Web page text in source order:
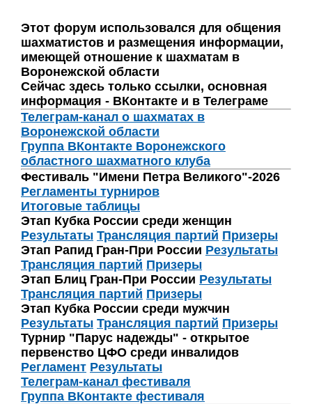
Этот форум использовался для общения
шахматистов и размещения информации,
имеющей отношение к шахматам в
Воронежской области
Сейчас здесь только ссылки, основная
информация - ВКонтакте и в Телеграме
Телеграм-канал о шахматах в
Воронежской области
Группа ВКонтакте Воронежского
областного шахматного клуба
Фестиваль "Имени Петра Великого"-2026
Регламенты турниров
Итоговые таблицы
Этап Кубка России среди женщин
Результаты Трансляция партий Призеры
Этап Рапид Гран-При России Результаты
Трансляция партий Призеры
Этап Блиц Гран-При России Результаты
Трансляция партий Призеры
Этап Кубка России среди мужчин
Результаты Трансляция партий Призеры
Турнир "Парус надежды" - открытое
первенство ЦФО среди инвалидов
Регламент Результаты
Телеграм-канал фестиваля
Группа ВКонтакте фестиваля